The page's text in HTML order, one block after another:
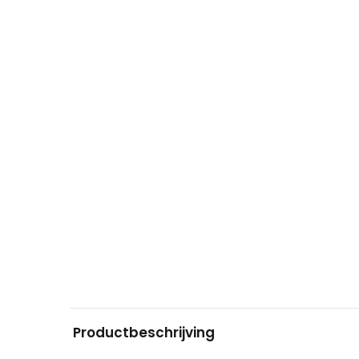
Productbeschrijving